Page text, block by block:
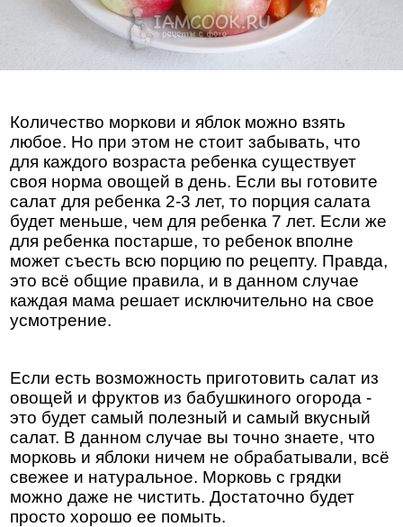
Количество моркови и яблок можно взять
любое. Но при этом не стоит забывать, что
для каждого возраста ребенка существует
своя норма овощей в день. Если вы готовите
салат для ребенка 2-3 лет, то порция салата
будет меньше, чем для ребенка 7 лет. Если же
для ребенка постарше, то ребенок вполне
может съесть всю порцию по рецепту. Правда,
это всё общие правила, и в данном случае
каждая мама решает исключительно на свое
усмотрение.
Если есть возможность приготовить салат из
овощей и фруктов из бабушкиного огорода -
это будет самый полезный и самый вкусный
салат. В данном случае вы точно знаете, что
морковь и яблоки ничем не обрабатывали, всё
свежее и натуральное. Морковь с грядки
можно даже не чистить. Достаточно будет
просто хорошо ее помыть.